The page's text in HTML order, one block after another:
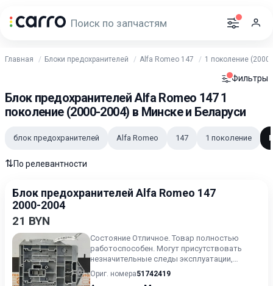
Главная Блоки предохранителей Alfa Romeo 147 1 поколение
Фильтры
Блок предохранителей Alfa Romeo 147 1
поколение (2000-2004) в Минске и Беларуси
блок предохранителей Alfa Romeo 147 1 поколение
⇅По релевантности
Блок предохранителей Alfa Romeo 147
2000-2004
21 BYN
Состояние Отличное. Товар полностью
работоспособен. Могут присутствовать
незначительные следы эксплуатации,
царапины на лакокрасочном покрыт...
Ориг. номера51742419